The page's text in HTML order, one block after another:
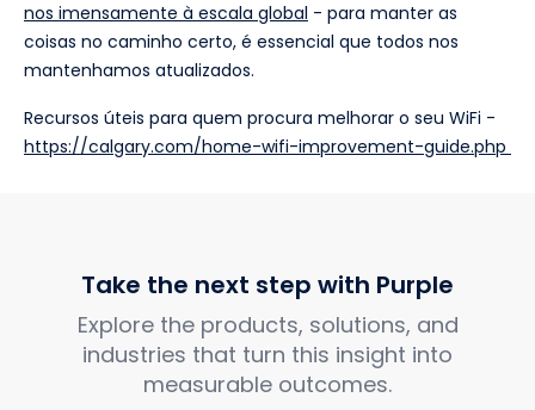
nos imensamente à escala global - para manter as
coisas no caminho certo, é essencial que todos nos
mantenhamos atualizados.
Recursos úteis para quem procura melhorar o seu WiFi -
https://calgary.com/home-wifi-improvement-guide.php
Take the next step with Purple
Explore the products, solutions, and
industries that turn this insight into
measurable outcomes.